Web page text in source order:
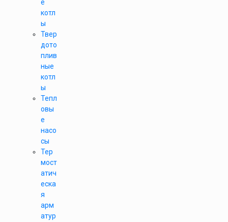
е
котл
ы
Твер
дото
плив
ные
котл
ы
Тепл
овы
е
насо
сы
Тер
мост
атич
еска
я
арм
атур